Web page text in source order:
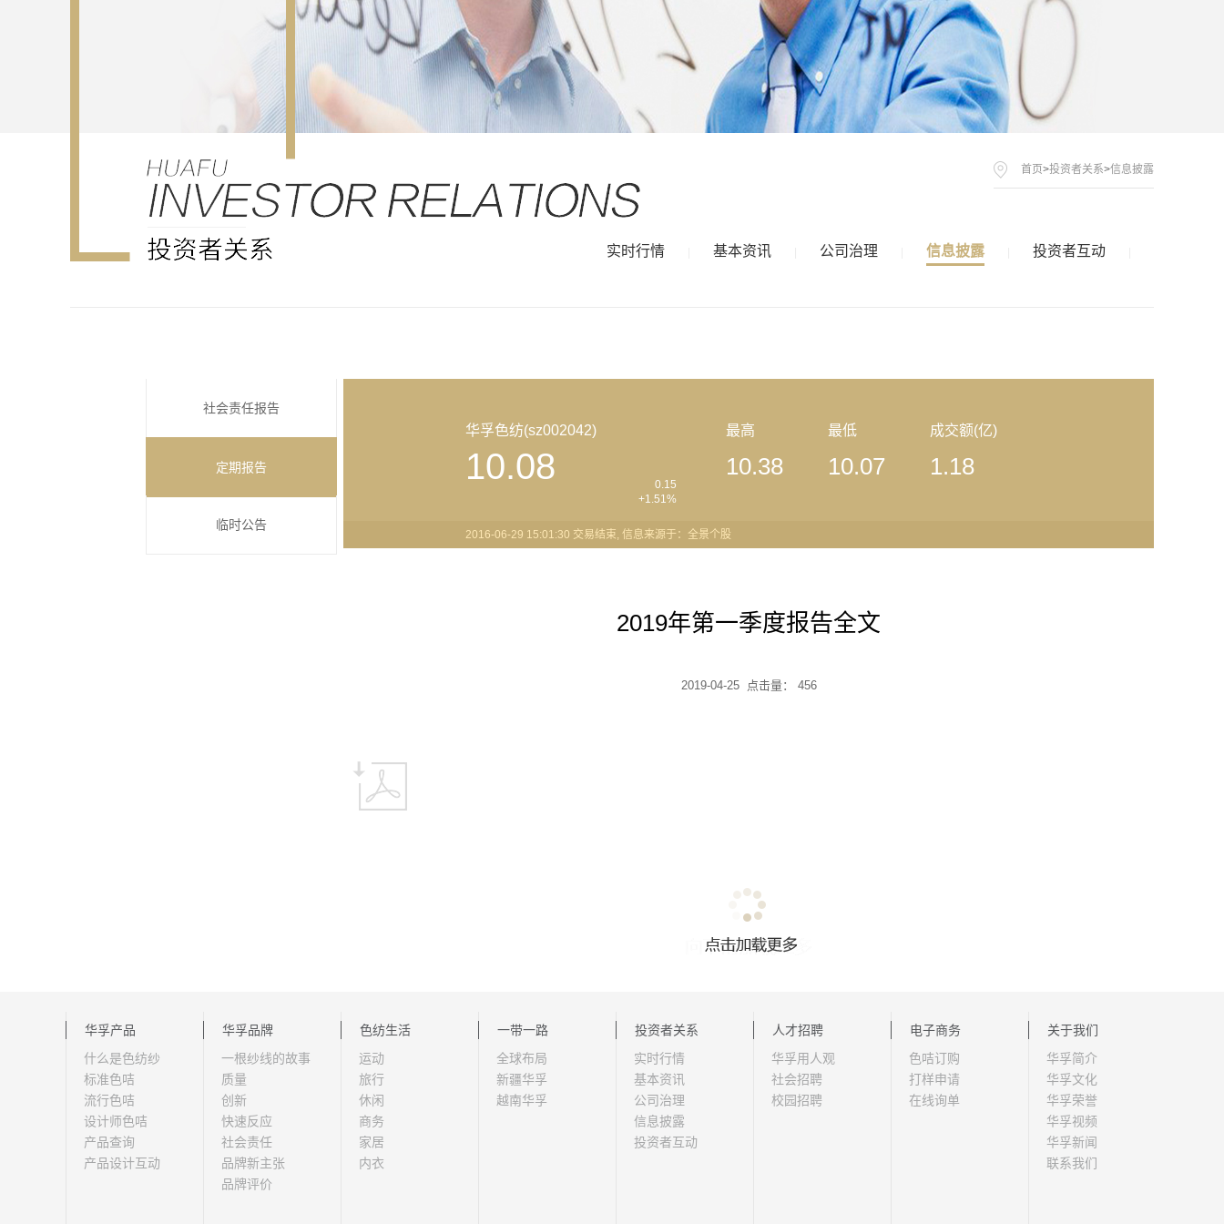
首页>投资者关系>信息披露
投资者互动
信息披露
公司治理
基本资讯
实时行情
社会责任报告
定期报告
临时公告
华孚色纺(sz002042) 最高 最低 成交额(亿)
10.08
0.15
+1.51%
10.38 10.07 1.18
2016-06-29 15:01:30 交易结束, 信息来源于：全景个股
2019年第一季度报告全文
2019-04-25 点击量： 456
华孚产品
什么是色纺纱
标准色咭
流行色咭
设计师色咭
产品查询
产品设计互动
华孚品牌
一根纱线的故事
质量
创新
快速反应
社会责任
品牌新主张
品牌评价
色纺生活
运动
旅行
休闲
商务
家居
内衣
一带一路
全球布局
新疆华孚
越南华孚
投资者关系
实时行情
基本资讯
公司治理
信息披露
投资者互动
人才招聘
华孚用人观
社会招聘
校园招聘
电子商务
色咭订购
打样申请
在线询单
关于我们
华孚简介
华孚文化
华孚荣誉
华孚视频
华孚新闻
联系我们